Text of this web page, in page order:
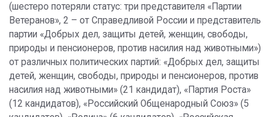
(шестеро потеряли статус: три представителя «Партии
Ветеранов», 2 – от Справедливой России и представитель
партии «Добрых дел, защиты детей, женщин, свободы,
природы и пенсионеров, против насилия над животными»)
от различных политических партий: «Добрых дел, защиты
детей, женщин, свободы, природы и пенсионеров, против
насилия над животными» (21 кандидат), «Партия Роста»
(12 кандидатов), «Российский Общенародный Союз» (5